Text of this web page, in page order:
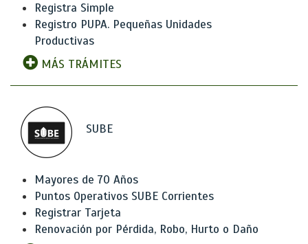
Registra Simple
Registro PUPA. Pequeñas Unidades
Productivas
MÁS TRÁMITES
SUBE
Mayores de 70 Años
Puntos Operativos SUBE Corrientes
Registrar Tarjeta
Renovación por Pérdida, Robo, Hurto o Daño